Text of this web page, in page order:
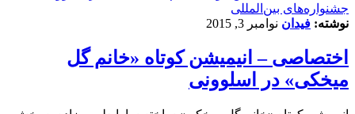
‌‌جشنواره‌های بین‌المللی
نوشته: فیدان نوامبر 3, 2015
اختصاصی – انیمیشن کوتاه «خانم گل
میخکی» در اسلوونی